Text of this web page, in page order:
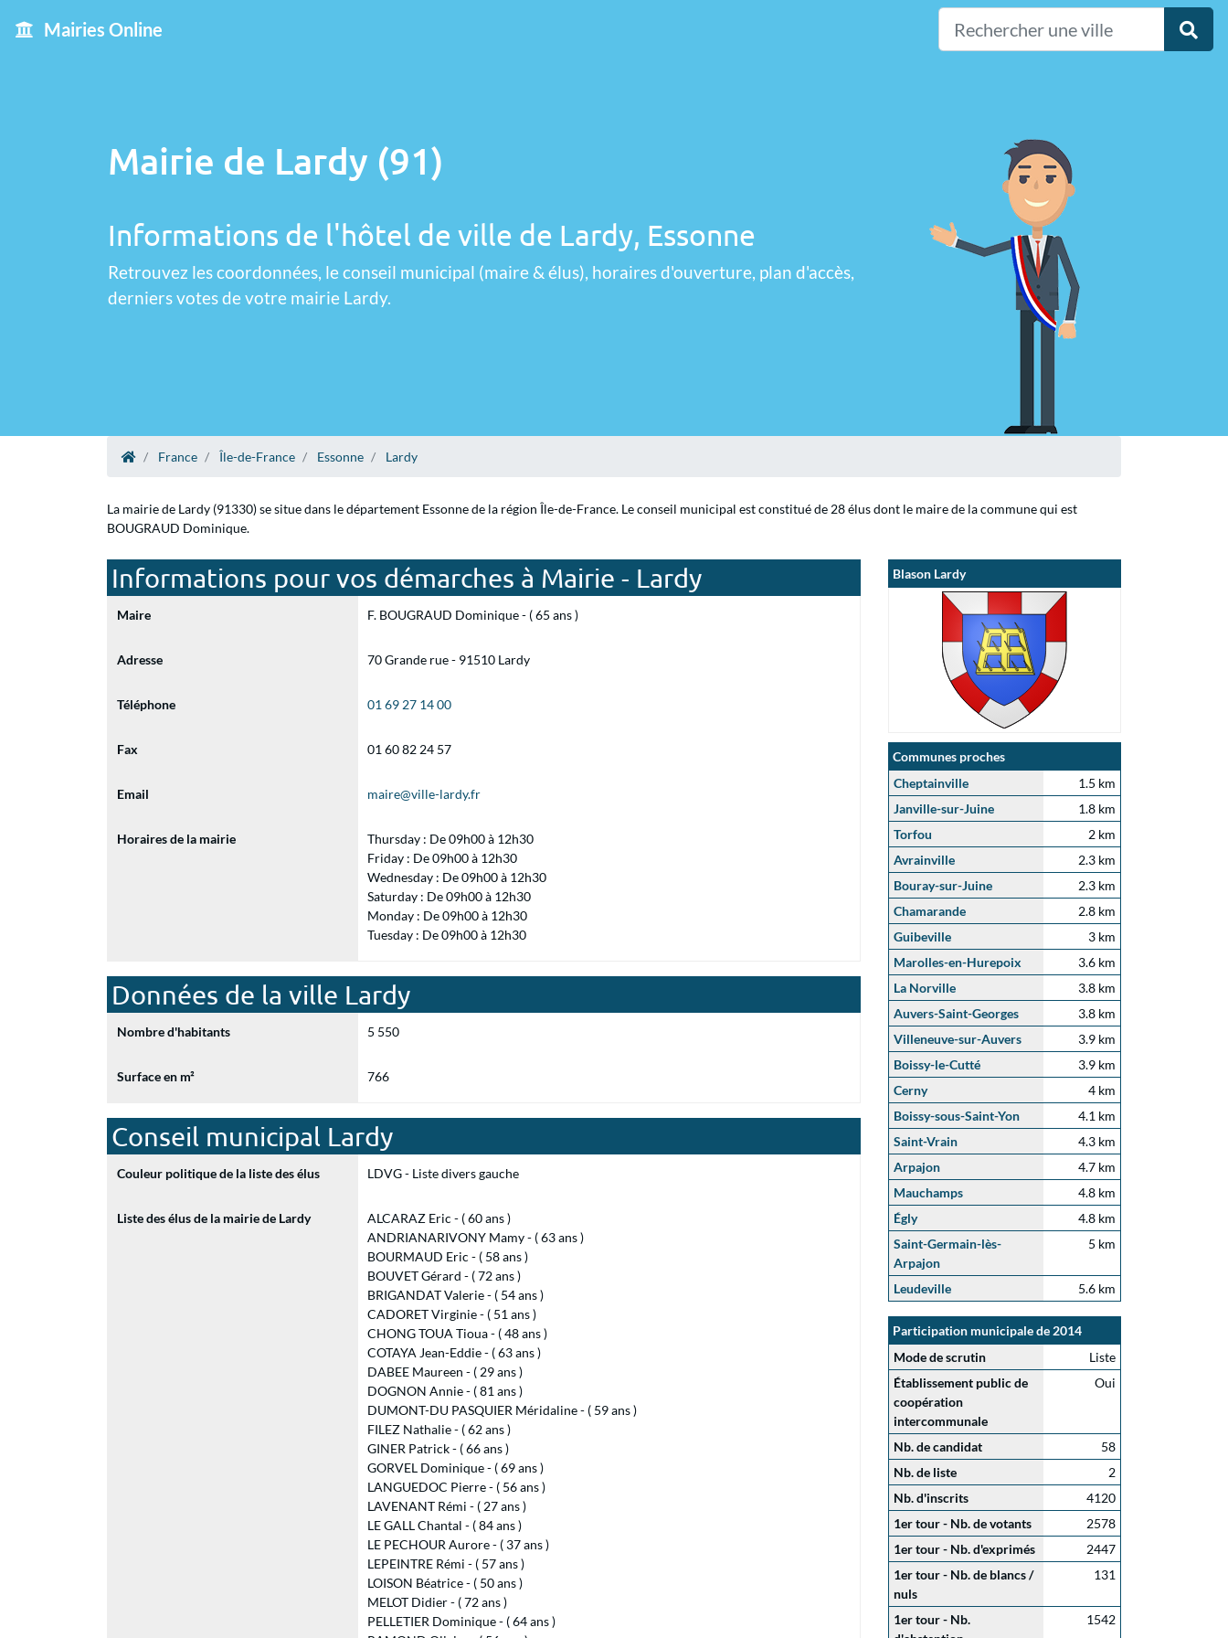
Mairies Online
Mairie de Lardy (91)
Informations de l'hôtel de ville de Lardy, Essonne
Retrouvez les coordonnées, le conseil municipal (maire & élus), horaires d'ouverture, plan d'accès,
derniers votes de votre mairie Lardy.
France Île-de-France Essonne Lardy
La mairie de Lardy (91330) se situe dans le département Essonne de la région Île-de-France. Le conseil municipal est constitué de 28 élus dont le maire de la commune qui est
BOUGRAUD Dominique.
Informations pour vos démarches à Mairie - Lardy
Maire F. BOUGRAUD Dominique - ( 65 ans )
Adresse 70 Grande rue - 91510 Lardy
Téléphone 01 69 27 14 00
Fax 01 60 82 24 57
Email maire@ville-lardy.fr
Horaires de la mairie
Thursday : De 09h00 à 12h30
Friday : De 09h00 à 12h30
Wednesday : De 09h00 à 12h30
Saturday : De 09h00 à 12h30
Monday : De 09h00 à 12h30
Tuesday : De 09h00 à 12h30
Données de la ville Lardy
Nombre d'habitants 5 550
Surface en m² 766
Conseil municipal Lardy
Couleur politique de la liste des élus LDVG - Liste divers gauche
Liste des élus de la mairie de Lardy
ALCARAZ Eric - ( 60 ans )
ANDRIANARIVONY Mamy - ( 63 ans )
BOURMAUD Eric - ( 58 ans )
BOUVET Gérard - ( 72 ans )
BRIGANDAT Valerie - ( 54 ans )
CADORET Virginie - ( 51 ans )
CHONG TOUA Tioua - ( 48 ans )
COTAYA Jean-Eddie - ( 63 ans )
DABEE Maureen - ( 29 ans )
DOGNON Annie - ( 81 ans )
DUMONT-DU PASQUIER Méridaline - ( 59 ans )
FILEZ Nathalie - ( 62 ans )
GINER Patrick - ( 66 ans )
GORVEL Dominique - ( 69 ans )
LANGUEDOC Pierre - ( 56 ans )
LAVENANT Rémi - ( 27 ans )
LE GALL Chantal - ( 84 ans )
LE PECHOUR Aurore - ( 37 ans )
LEPEINTRE Rémi - ( 57 ans )
LOISON Béatrice - ( 50 ans )
MELOT Didier - ( 72 ans )
PELLETIER Dominique - ( 64 ans )
Blason Lardy
Communes proches
Cheptainville
1.5 km
Janville-sur-Juine
1.8 km
Torfou
2 km
Avrainville
2.3 km
Bouray-sur-Juine
2.3 km
Chamarande
2.8 km
Guibeville
3 km
Marolles-en-Hurepoix
3.6 km
La Norville
3.8 km
Auvers-Saint-Georges
3.8 km
Villeneuve-sur-Auvers
3.9 km
Boissy-le-Cutté
3.9 km
Cerny
4 km
Boissy-sous-Saint-Yon
4.1 km
Saint-Vrain
4.3 km
Arpajon
4.7 km
Mauchamps
4.8 km
Égly
4.8 km
Saint-Germain-lès-
Arpajon
5 km
Leudeville 5.6 km
Participation municipale de 2014
Mode de scrutin
Liste
Établissement public de
coopération
intercommunale
Oui
Nb. de candidat
58
Nb. de liste
2
Nb. d'inscrits
4120
1er tour - Nb. de votants
2578
1er tour - Nb. d'exprimés
2447
1er tour - Nb. de blancs /
nuls
131
1er tour - Nb.
1542